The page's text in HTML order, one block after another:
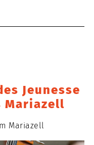
Jeunesse
Mariazell
Mariazell